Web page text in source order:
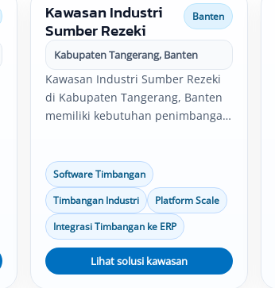
Kawasan Industri
Sumber Rezeki
Banten
Kabupaten Tangerang, Banten
Kawasan Industri Sumber Rezeki
di Kabupaten Tangerang, Banten
memiliki kebutuhan penimbangan
distribusi. Solusi timbangan
industri, software timbangan,
platform scale, bench scale, serta
integrasi data timbang dapat
disesuaikan dengan kebutuhan
operasional perusahaan.
Software Timbangan
Timbangan Industri
Platform Scale
Integrasi Timbangan ke ERP
Lihat solusi kawasan